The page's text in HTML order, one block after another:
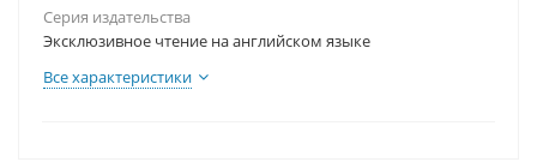
Серия издательства
Эксклюзивное чтение на английском языке
Все характеристики